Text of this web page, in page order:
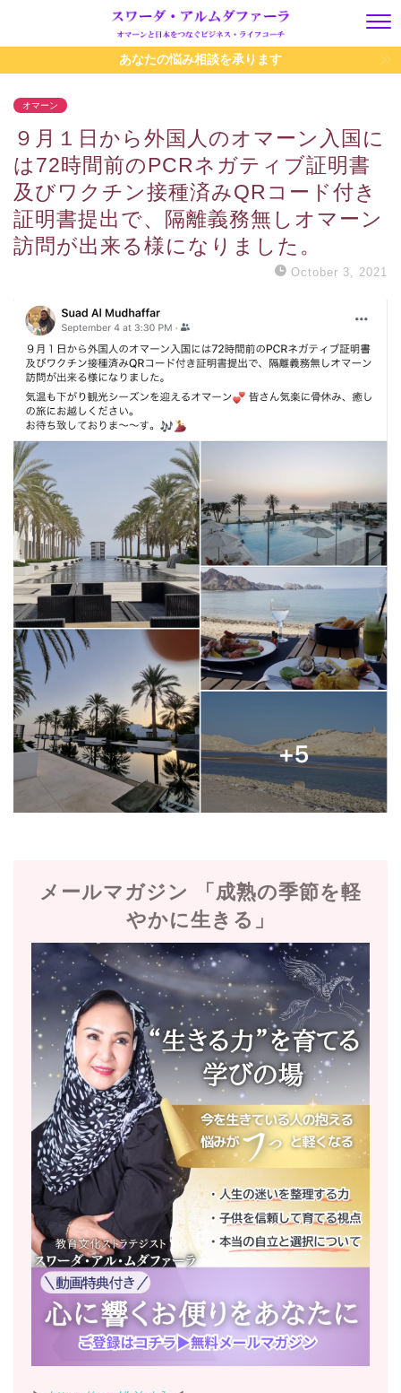
あなたの悩み相談を承ります
オマーン
９月１日から外国人のオマーン入国に
は72時間前のPCRネガティブ証明書
及びワクチン接種済みQRコード付き
証明書提出で、隔離義務無しオマーン
訪問が出来る様になりました。
October 3, 2021
メールマガジン 「成熟の季節を軽
やかに生きる」